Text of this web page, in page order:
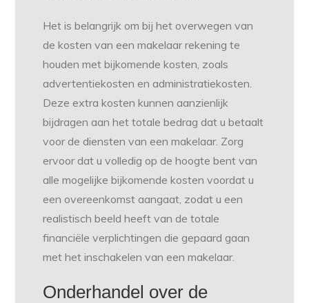
Het is belangrijk om bij het overwegen van
de kosten van een makelaar rekening te
houden met bijkomende kosten, zoals
advertentiekosten en administratiekosten.
Deze extra kosten kunnen aanzienlijk
bijdragen aan het totale bedrag dat u betaalt
voor de diensten van een makelaar. Zorg
ervoor dat u volledig op de hoogte bent van
alle mogelijke bijkomende kosten voordat u
een overeenkomst aangaat, zodat u een
realistisch beeld heeft van de totale
financiële verplichtingen die gepaard gaan
met het inschakelen van een makelaar.
Onderhandel over de